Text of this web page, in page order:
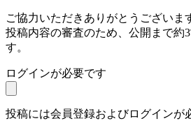
ご協力いただきありがとうございま
投稿内容の審査のため、公開まで約
す。
ログインが必要です
投稿には会員登録およびログインが